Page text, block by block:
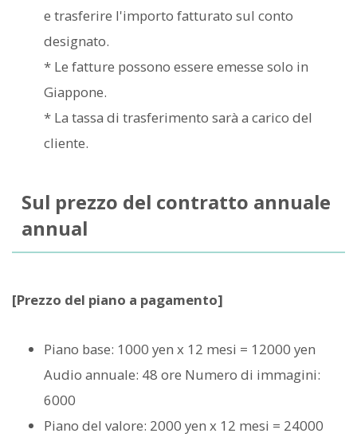
e trasferire l'importo fatturato sul conto
designato.
* Le fatture possono essere emesse solo in
Giappone.
* La tassa di trasferimento sarà a carico del
cliente.
Sul prezzo del contratto annuale
annual
[Prezzo del piano a pagamento]
Piano base: 1000 yen x 12 mesi = 12000 yen
Audio annuale: 48 ore Numero di immagini:
6000
Piano del valore: 2000 yen x 12 mesi = 24000